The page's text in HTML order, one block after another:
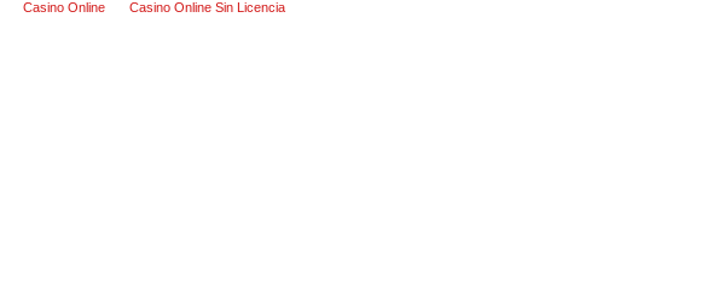
Casino Online Casino Online Sin Licencia